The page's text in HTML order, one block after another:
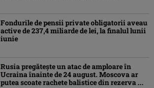
Fondurile de pensii private obligatorii aveau
active de 237,4 miliarde de lei, la finalul lunii
iunie
Rusia pregătește un atac de amploare în
Ucraina înainte de 24 august. Moscova ar
putea scoate rachete balistice din rezerva ...